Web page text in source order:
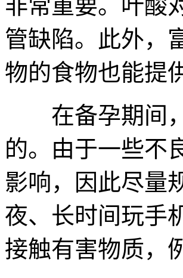
非常重要。叶酸
管缺陷。此外，
物的食物也能提
在备孕期间，
的。由于一些不
影响，因此尽量
夜、长时间玩手
接触有害物质，